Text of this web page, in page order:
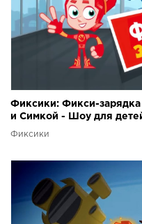
Фиксики: Фикси-
и Симкой - Шоу для
Фиксики